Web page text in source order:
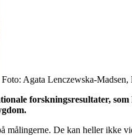
Foto: Agata Lenczewska-
forskningsresultater,
De kan heller ikke